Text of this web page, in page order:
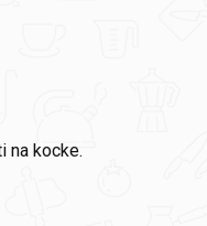
na kocke.